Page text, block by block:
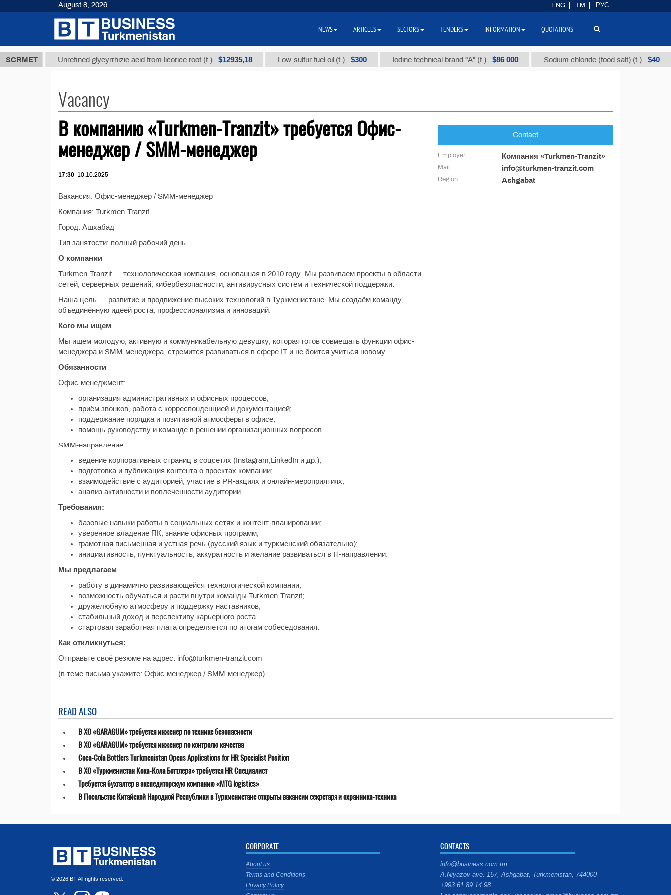
SCRMET
ТМТ Unrefined glycyrrhizic acid from licorice root (t.) $12935,18 Low-sulfur fuel oil (t.) $300 Iodine technical brand "А" (t.) $86 000 Sodium chloride (food salt) (t.) $40
Vacancy
В компанию «Turkmen-Tranzit» требуется Офис-
менеджер / SMM-менеджер
17:30 10.10.2025
Вакансия: Офис-менеджер / SMM-менеджер
Компания: Turkmen-Tranzit
Город: Ашхабад
Тип занятости: полный рабочий день
О компании
Turkmen-Tranzit — технологическая компания, основанная в 2010 году. Мы развиваем проекты в области
сетей, серверных решений, кибербезопасности, антивирусных систем и технической поддержки.
Наша цель — развитие и продвижение высоких технологий в Туркменистане. Мы создаём команду,
объединённую идеей роста, профессионализма и инноваций.
Кого мы ищем
Мы ищем молодую, активную и коммуникабельную девушку, которая готов совмещать функции офис-
менеджера и SMM-менеджера, стремится развиваться в сфере IT и не боится учиться новому.
Обязанности
Офис-менеджмент:
организация административных и офисных процессов;
приём звонков, работа с корреспонденцией и документацией;
поддержание порядка и позитивной атмосферы в офисе;
помощь руководству и команде в решении организационных вопросов.
SMM-направление:
ведение корпоративных страниц в соцсетях (Instagram,LinkedIn и др.);
подготовка и публикация контента о проектах компании;
взаимодействие с аудиторией, участие в PR-акциях и онлайн-мероприятиях;
анализ активности и вовлеченности аудитории.
Требования:
базовые навыки работы в социальных сетях и контент-планировании;
уверенное владение ПК, знание офисных программ;
грамотная письменная и устная речь (русский язык и туркменский обязательно);
инициативность, пунктуальность, аккуратность и желание развиваться в IT-направлении.
Мы предлагаем
работу в динамично развивающейся технологической компании;
возможность обучаться и расти внутри команды Turkmen-Tranzit;
дружелюбную атмосферу и поддержку наставников;
стабильный доход и перспективу карьерного роста.
cтартовая заработная плата определяется по итогам собеседования.
Как откликнуться:
Отправьте своё резюме на адрес: info@turkmen-tranzit.com
(в теме письма укажите: Офис-менеджер / SMM-менеджер).
Contact
Employer: Компания «Turkmen-Tranzit»
Mail: info@turkmen-tranzit.com
Region: Ashgabat
READ ALSO
В ХО «GARAGUM» требуется инженер по технике безопасности
В ХО «GARAGUM» требуется инженер по контролю качества
Coca-Cola Bottlers Turkmenistan Opens Applications for HR Specialist Position
В ХО «Туркменистан Кока-Кола Боттлерз» требуется HR Специалист
Требуется бухгалтер в экспедиторскую компанию «MTG logistics»
В Посольстве Китайской Народной Республики в Туркменистане открыты вакансии секретаря и охранника-техника
© 2026 BT All rights reserved.
CORPORATE
About us
Terms and Conditions
Privacy Policy
CONTACTS
info@business.com.tm
A.Niyazov ave. 157, Ashgabat, Turkmenistan, 744000
+993 61 89 14 98
August 8, 2026 ENG TM РУС
NEWS ARTICLES SECTORS TENDERS INFORMATION QUOTATIONS